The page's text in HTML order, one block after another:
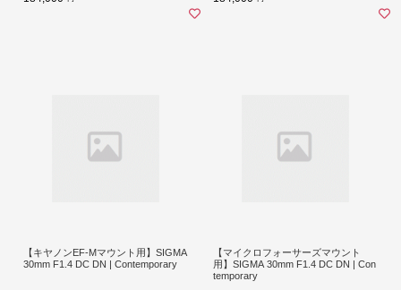
【キヤノンEF-Mマウント用】SIGMA
30mm F1.4 DC DN | Contemporary
【マイクロフォーサーズマウント
用】SIGMA 30mm F1.4 DC DN | Con
temporary